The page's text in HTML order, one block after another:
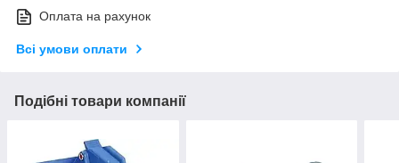
Оплата на рахунок
Всі умови оплати
Подібні товари компанії